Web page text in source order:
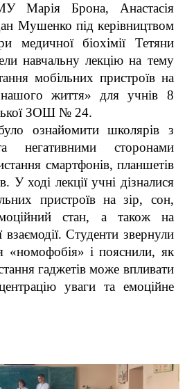
Марія Брона, Анастасія
Мушенко під керівництвом
медичної біохімії Тетяни
навчальну лекцію на тему
мобільних пристроїв на
нашого життя» для учнів 8
ЗОШ № 24.
ознайомити школярів з
негативними сторонами
смартфонів, планшетів
У ході лекції учні дізналися
пристроїв на зір, сон,
стан, а також на
взаємодії. Студенти звернули
«номофобія» і пояснили, як
гаджетів може впливати
уваги та емоційне